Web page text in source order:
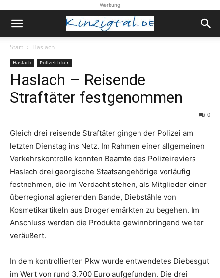
Werbung
Start Haslach
Haslach Polizeiticker
Haslach – Reisende
Straftäter festgenommen
0
Gleich drei reisende Straftäter gingen der Polizei am
letzten Dienstag ins Netz. Im Rahmen einer allgemeinen
Verkehrskontrolle konnten Beamte des Polizeireviers
Haslach drei georgische Staatsangehörige vorläufig
festnehmen, die im Verdacht stehen, als Mitglieder einer
überregional agierenden Bande, Diebstähle von
Kosmetikartikeln aus Drogeriemärkten zu begehen. Im
Anschluss werden die Produkte gewinnbringend weiter
veräußert.
In dem kontrollierten Pkw wurde entwendetes Diebesgut
im Wert von rund 3.700 Euro aufgefunden. Die drei